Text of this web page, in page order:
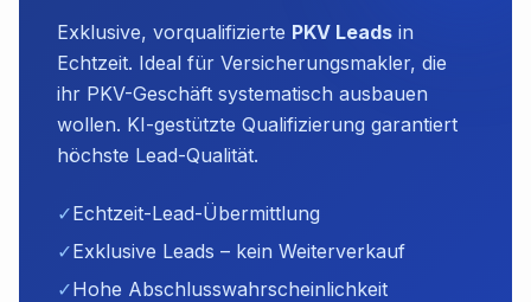
Exklusive, vorqualifizierte PKV Leads in
Echtzeit. Ideal für Versicherungsmakler, die
ihr PKV-Geschäft systematisch ausbauen
wollen. KI-gestützte Qualifizierung garantiert
höchste Lead-Qualität.
✓Echtzeit-Lead-Übermittlung
✓Exklusive Leads – kein Weiterverkauf
✓Hohe Abschlusswahrscheinlichkeit